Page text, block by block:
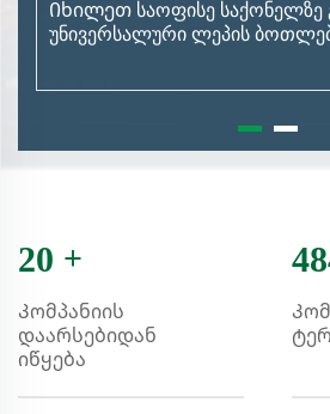
სილამაზის პროდუქტებისთვის
რატომ არის 2026 წელი
მიმართული ტენდენცია,
გამოვრიცხავთ
22 +
Კომპანიის
დაარსებიდან
იწყება